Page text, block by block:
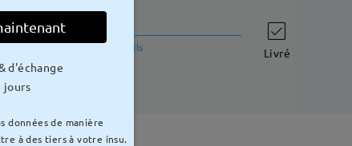
délai de livraison
8-15 jours ouvrables détails Livré
d'échange
jours
données de manière
à des tiers à votre insu.